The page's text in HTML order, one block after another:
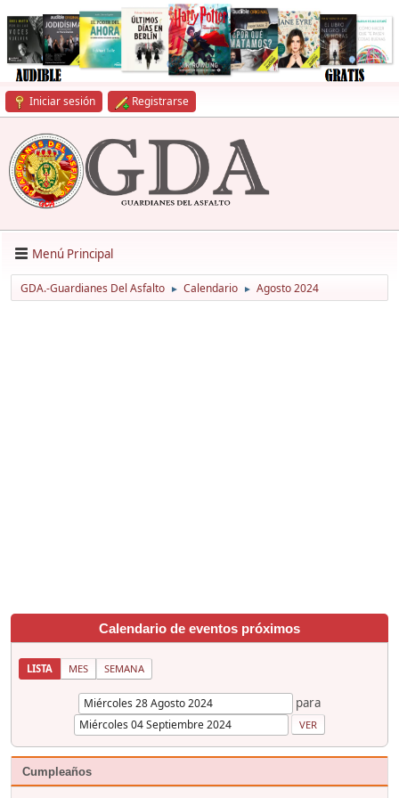
Iniciar sesión Registrarse
Menú Principal
GDA.-Guardianes Del Asfalto ► Calendario ► Agosto 2024
Calendario de eventos próximos
LISTA MES SEMANA
para
Cumpleaños